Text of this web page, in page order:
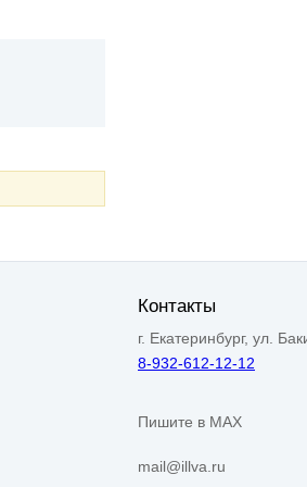
Контакты
г. Екатеринбург, ул.
8-932-612-12-12
Пишите в MAX
mail@illva.ru